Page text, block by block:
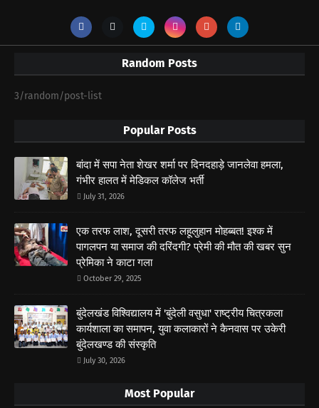
Random Posts
3/random/post-list
Popular Posts
बांदा में सपा नेता शेखर शर्मा पर दिनदहाड़े जानलेवा हमला,
गंभीर हालत में मेडिकल कॉलेज भर्ती
July 31, 2026
एक तरफ लाश, दूसरी तरफ लहूलुहान मोहब्बत! इश्क में
पागलपन या समाज की दरिंदगी? प्रेमी की मौत की खबर सुन
प्रेमिका ने काटा गला
October 29, 2025
बुंदेलखंड विश्विद्यालय में 'बुंदेली वसुधा' राष्ट्रीय चित्रकला
कार्यशाला का समापन, युवा कलाकारों ने कैनवास पर उकेरी
बुंदेलखण्ड की संस्कृति
July 30, 2026
Most Popular